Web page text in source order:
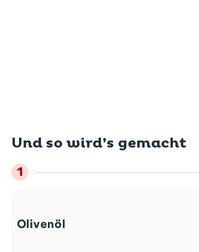
Und so wird’s gemacht
Olivenöl